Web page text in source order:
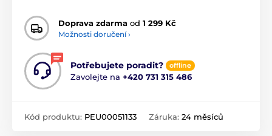
Doprava zdarma od 1 299 Kč
Možnosti doručení ›
Potřebujete poradit? offline
Zavolejte na +420 731 315 486
Kód produktu: PEU00051133 Záruka: 24 měsíců